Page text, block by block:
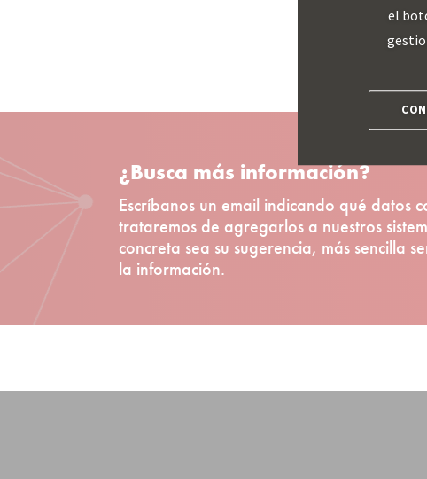
¿Busca más información?
Escríbanos un email indicando qué datos
trataremos de agregarlos a nuestros
concreta sea su sugerencia, más sencilla
la información.
el